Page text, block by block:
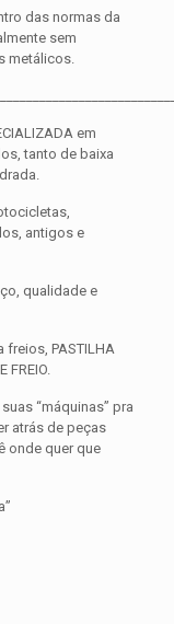
das normas da
sem
metálicos.
em
tanto de baixa
antigos e
qualidade e
freios, PASTILHA
FREIO.
“máquinas” pra
atrás de peças
onde quer que